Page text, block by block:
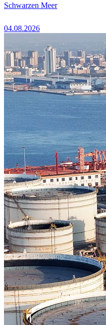
Schwarzen Meer
04.08.2026